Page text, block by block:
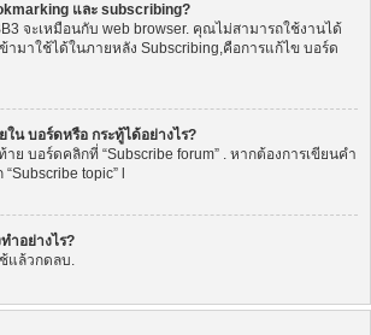
และ subscribing?
จะเหมือนกับ web browser. คุณไม่สามารถใช้งานได้
ามาใช้ได้ในภายหลัง Subscribing,คือการแก้ไข บอร์ด
น บอร์ดหรือ กระทู้ได้อย่างไร?
ย บอร์ดคลิกที่ “Subscribe forum” . หากต้องการเขียนคำ
topic” l
ำอย่างไร?
แล้วกดลบ.